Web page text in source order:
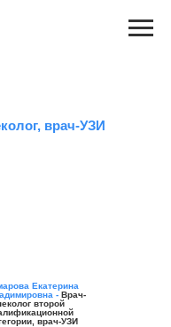
врач-УЗИ
Екатерина
- Врач-
второй
врач-УЗИ